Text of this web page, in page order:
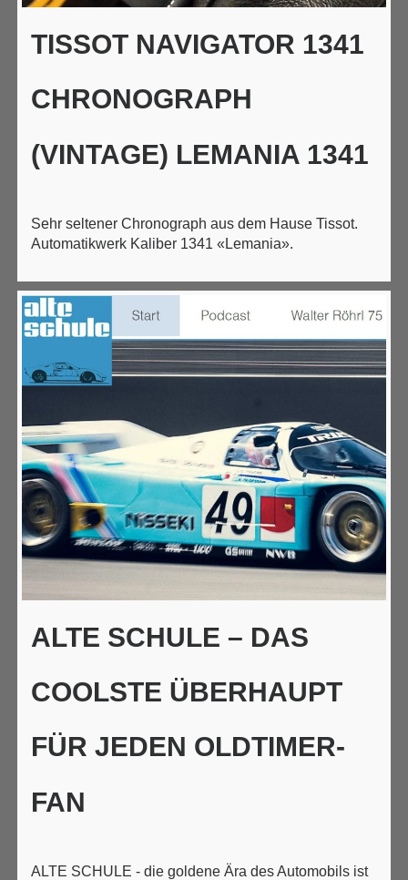
TISSOT NAVIGATOR 1341
CHRONOGRAPH
(VINTAGE) LEMANIA 1341
Sehr seltener Chronograph aus dem Hause Tissot.
Automatikwerk Kaliber 1341 «Lemania».
ALTE SCHULE – DAS
COOLSTE ÜBERHAUPT
FÜR JEDEN OLDTIMER-
FAN
ALTE SCHULE - die goldene Ära des Automobils ist